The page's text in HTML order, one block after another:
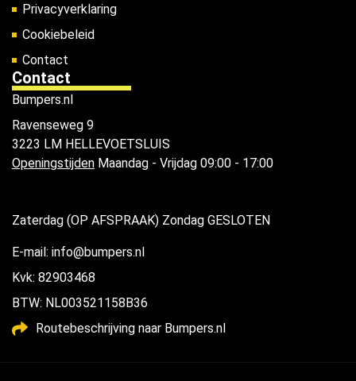
Privacyverklaring
Cookiebeleid
Contact
Contact
Bumpers.nl
Ravenseweg 9
3223 LM HELLEVOETSLUIS
Openingstijden Maandag - Vrijdag 09:00 - 17:00
Zaterdag (OP AFSPRAAK) Zondag GESLOTEN
E-mail: info@bumpers.nl
Kvk: 82903468
BTW: NL003521158B36
Routebeschrijving naar Bumpers.nl